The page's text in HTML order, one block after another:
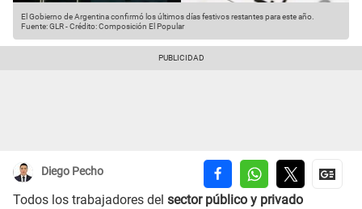
El Gobierno de Argentina confirmó los últimos días festivos restantes para este año.
Fuente: GLR-Crédito: Composición El Popular
Diego Pecho
Todos los trabajadores del sector público y privado